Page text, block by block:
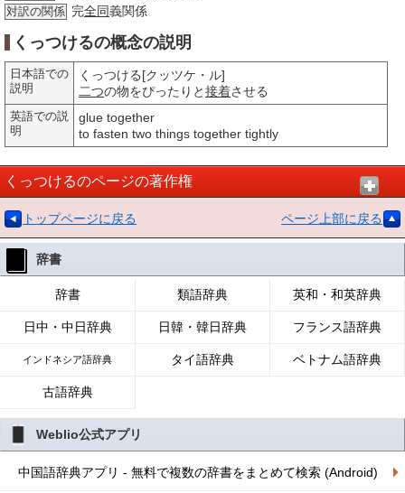
対訳の関係 完全同義関係
くっつけるの概念の説明
日本語での
説明
くっつける[クッツケ・ル]
二つの物をぴったりと接着させる
英語での説
明
glue together
to fasten two things together tightly
くっつけるのページの著作権
トップページに戻る ページ上部に戻る
辞書
辞書 類語辞典 英和・和英辞典
日中・中日辞典 日韓・韓日辞典 フランス語辞典
インドネシア語辞典 タイ語辞典 ベトナム語辞典
古語辞典
Weblio公式アプリ
中国語辞典アプリ - 無料で複数の辞書をまとめて検索 (Android)